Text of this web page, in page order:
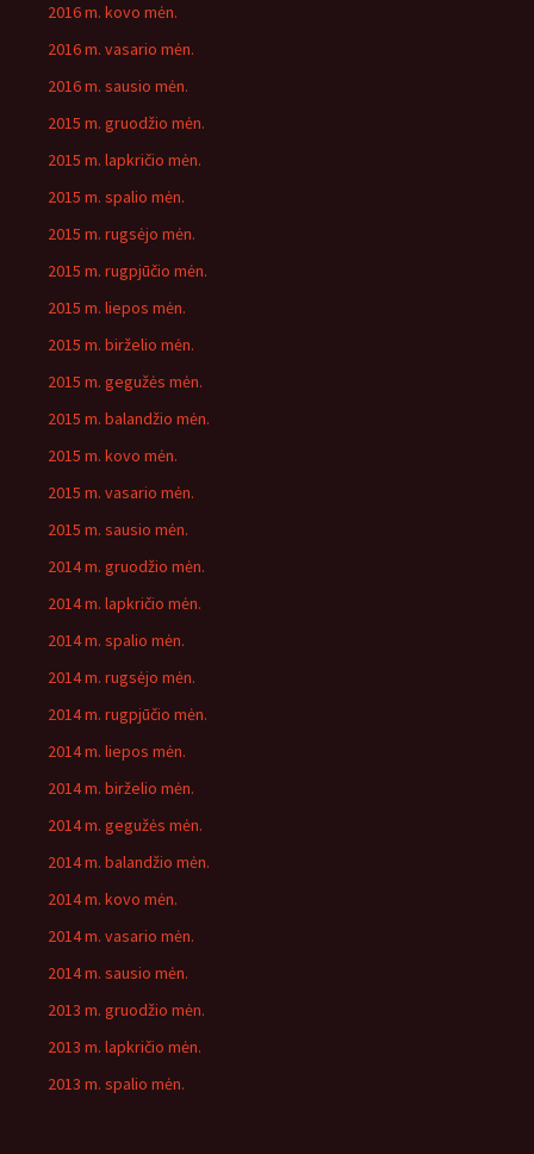
2016 m. kovo mėn.
2016 m. vasario mėn.
2016 m. sausio mėn.
2015 m. gruodžio mėn.
2015 m. lapkričio mėn.
2015 m. spalio mėn.
2015 m. rugsėjo mėn.
2015 m. rugpjūčio mėn.
2015 m. liepos mėn.
2015 m. birželio mėn.
2015 m. gegužės mėn.
2015 m. balandžio mėn.
2015 m. kovo mėn.
2015 m. vasario mėn.
2015 m. sausio mėn.
2014 m. gruodžio mėn.
2014 m. lapkričio mėn.
2014 m. spalio mėn.
2014 m. rugsėjo mėn.
2014 m. rugpjūčio mėn.
2014 m. liepos mėn.
2014 m. birželio mėn.
2014 m. gegužės mėn.
2014 m. balandžio mėn.
2014 m. kovo mėn.
2014 m. vasario mėn.
2014 m. sausio mėn.
2013 m. gruodžio mėn.
2013 m. lapkričio mėn.
2013 m. spalio mėn.